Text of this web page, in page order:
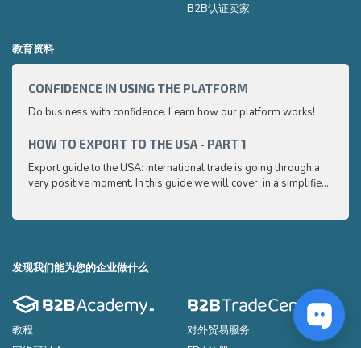
B2B认证卖家
教育资料
CONFIDENCE IN USING THE PLATFORM
Do business with confidence. Learn how our platform works!
HOW TO EXPORT TO THE USA - PART 1
Export guide to the USA: international trade is going through a
very positive moment. In this guide we will cover, in a simplified
to
发现我们能为您的企业做什么
教程
对外贸易服务